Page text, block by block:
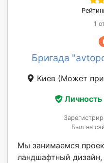
1
Бригада
Киев (Может
Был на
Мы занимаемся
ландшафтный дизайн,